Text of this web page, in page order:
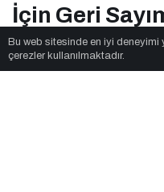
İçin Geri
Bu web sitesinde en iyi deneyimi
çerezler kullanılmaktadır.